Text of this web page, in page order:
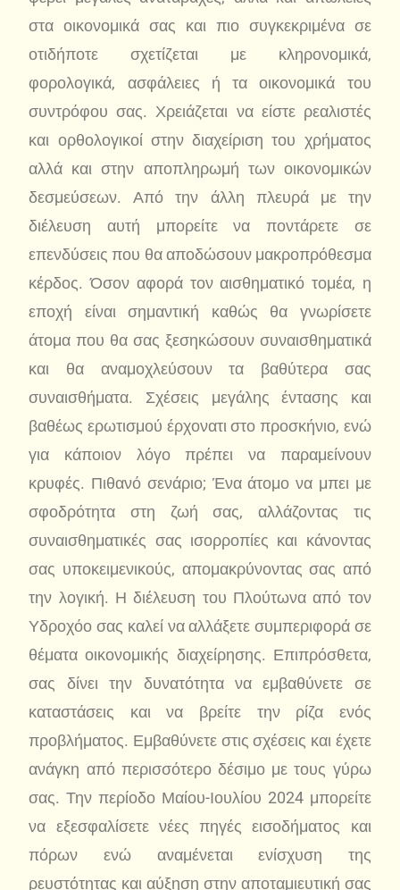
στα οικονομικά σας και πιο συγκεκριμένα σε
οτιδήποτε σχετίζεται με κληρονομικά,
φορολογικά, ασφάλειες ή τα οικονομικά του
συντρόφου σας. Χρειάζεται να είστε ρεαλιστές
και ορθολογικοί στην διαχείριση του χρήματος
αλλά και στην αποπληρωμή των οικονομικών
δεσμεύσεων. Από την άλλη πλευρά με την
διέλευση αυτή μπορείτε να ποντάρετε σε
επενδύσεις που θα αποδώσουν μακροπρόθεσμα
κέρδος. Όσον αφορά τον αισθηματικό τομέα, η
εποχή είναι σημαντική καθώς θα γνωρίσετε
άτομα που θα σας ξεσηκώσουν συναισθηματικά
και θα αναμοχλεύσουν τα βαθύτερα σας
συναισθήματα. Σχέσεις μεγάλης έντασης και
βαθέως ερωτισμού έρχονατι στο προσκήνιο, ενώ
για κάποιον λόγο πρέπει να παραμείνουν
κρυφές. Πιθανό σενάριο; Ένα άτομο να μπει με
σφοδρότητα στη ζωή σας, αλλάζοντας τις
συναισθηματικές σας ισορροπίες και κάνοντας
σας υποκειμενικούς, απομακρύνοντας σας από
την λογική. Η διέλευση του Πλούτωνα από τον
Υδροχόο σας καλεί να αλλάξετε συμπεριφορά σε
θέματα οικονομικής διαχείρησης. Επιπρόσθετα,
σας δίνει την δυνατότητα να εμβαθύνετε σε
καταστάσεις και να βρείτε την ρίζα ενός
προβλήματος. Εμβαθύνετε στις σχέσεις και έχετε
ανάγκη από περισσότερο δέσιμο με τους γύρω
σας. Την περίοδο Μαίου-Ιουλίου 2024 μπορείτε
να εξεσφαλίσετε νέες πηγές εισοδήματος και
πόρων ενώ αναμένεται ενίσχυση της
ρευστότητας και αύξηση στην αποταμιευτική σας